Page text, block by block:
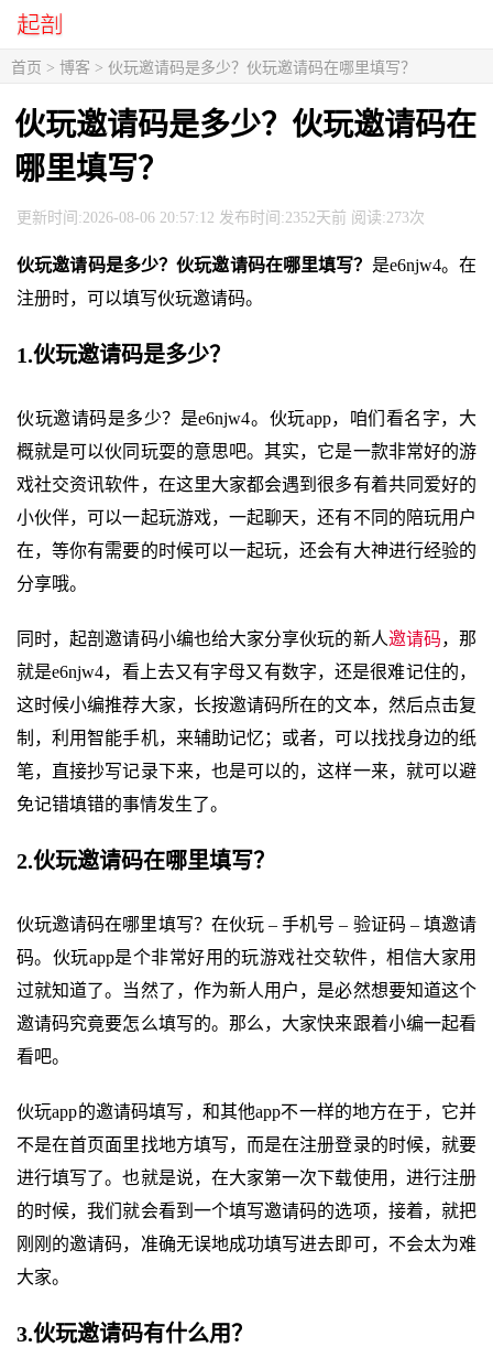
首页 > 博客 > 伙玩邀请码是多少？伙玩邀请码在哪里填写？
伙玩邀请码是多少？伙玩邀请码在
哪里填写？
更新时间:2026-08-06 20:57:12 发布时间:2352天前 阅读:273次
伙玩邀请码是多少？伙玩邀请码在哪里填写？ 是e6njw4。在
注册时，可以填写伙玩邀请码。
1.伙玩邀请码是多少？
伙玩邀请码是多少？是e6njw4。伙玩app，咱们看名字，大
概就是可以伙同玩耍的意思吧。其实，它是一款非常好的游
戏社交资讯软件，在这里大家都会遇到很多有着共同爱好的
小伙伴，可以一起玩游戏，一起聊天，还有不同的陪玩用户
在，等你有需要的时候可以一起玩，还会有大神进行经验的
分享哦。
同时，起剖邀请码小编也给大家分享伙玩的新人邀请码，那
就是e6njw4，看上去又有字母又有数字，还是很难记住的，
这时候小编推荐大家，长按邀请码所在的文本，然后点击复
制，利用智能手机，来辅助记忆；或者，可以找找身边的纸
笔，直接抄写记录下来，也是可以的，这样一来，就可以避
免记错填错的事情发生了。
2.伙玩邀请码在哪里填写？
伙玩邀请码在哪里填写？在伙玩 – 手机号 – 验证码 – 填邀请
码。伙玩app是个非常好用的玩游戏社交软件，相信大家用
过就知道了。当然了，作为新人用户，是必然想要知道这个
邀请码究竟要怎么填写的。那么，大家快来跟着小编一起看
看吧。
伙玩app的邀请码填写，和其他app不一样的地方在于，它并
不是在首页面里找地方填写，而是在注册登录的时候，就要
进行填写了。也就是说，在大家第一次下载使用，进行注册
的时候，我们就会看到一个填写邀请码的选项，接着，就把
刚刚的邀请码，准确无误地成功填写进去即可，不会太为难
大家。
3.伙玩邀请码有什么用？